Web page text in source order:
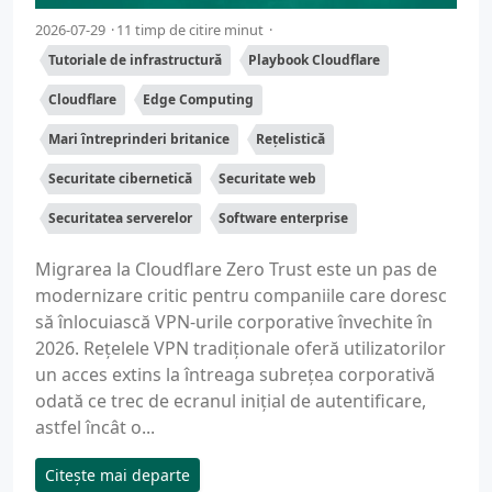
2026-07-29 11 timp de citire minut
Tutoriale de infrastructură Playbook Cloudflare
Cloudflare Edge Computing
Mari întreprinderi britanice Rețelistică
Securitate cibernetică Securitate web
Securitatea serverelor Software enterprise
Migrarea la Cloudflare Zero Trust este un pas de
modernizare critic pentru companiile care doresc
să înlocuiască VPN-urile corporative învechite în
2026. Rețelele VPN tradiționale oferă utilizatorilor
un acces extins la întreaga subrețea corporativă
odată ce trec de ecranul inițial de autentificare,
astfel încât o...
Citește mai departe